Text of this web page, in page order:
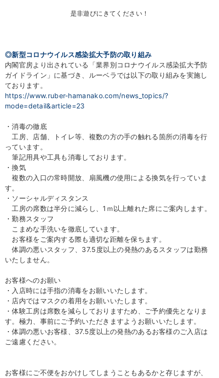
是非遊びにきてください！
◎新型コロナウイルス感染拡大予防の取り組み
内閣官房より出されている「業界別コロナウイルス感染拡大予防
ガイドライン」に基づき、ルーベラでは以下の取り組みを実施し
ております。
https://www.ruber-hamanako.com/news_topics/?
mode=detail&article=23
・消毒の徹底
工房、店舗、トイレ等、複数の方の手の触れる箇所の消毒を行
っています。
筆記用具や工具も消毒しております。
・換気
複数の入口の常時開放、扇風機の使用による換気を行っていま
す。
・ソーシャルディスタンス
工房の席数は半分に減らし、1ｍ以上離れた席にご案内します。
・勤務スタッフ
こまめな手洗いを徹底しています。
お客様をご案内する際も適切な距離を保ちます。
体調の悪いスタッフ、37.5度以上の発熱のあるスタッフは勤務
いたしません。
お客様へのお願い
・入店時には手指の消毒をお願いいたします。
・店内ではマスクの着用をお願いいたします。
・体験工房は席数を減らしておりますため、ご予約優先となりま
す。極力、事前にご予約いただきますようお願いいたします。
・体調の悪いお客様、37.5度以上の発熱のあるお客様のご入店は
ご遠慮ください。
お客様にご不便をおかけしてしまうこともあるかと存じますが、